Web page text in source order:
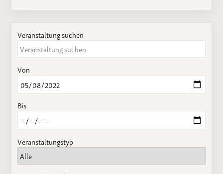
Veranstaltung suchen
Von
Bis
Veranstaltungstyp